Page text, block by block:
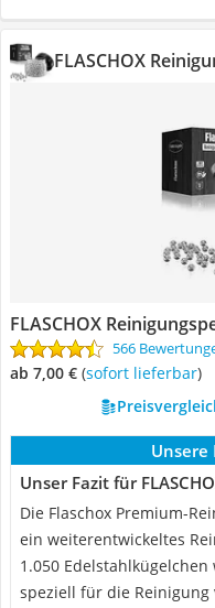
FLASCHOX
FLASCHOX
566
ab 7,00 € ( Sofort lieferbar)
Unsere
Unser Fazit für
Die Flaschox Premium-
ein weiterentwickeltes
1.050
speziell für die Reinigung